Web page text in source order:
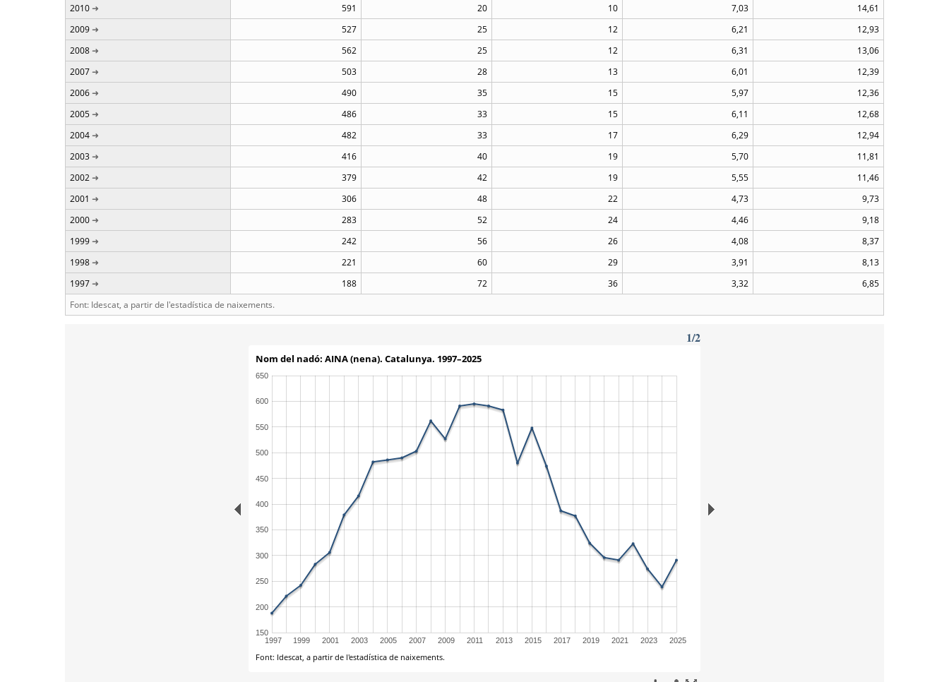
2010
591 20 10 7,03
14,61
2009
527 25 12 6,21
12,93
2008
562 25 12 6,31
13,06
2007
503 28 13 6,01
12,39
2006
490 35 15 5,97
12,36
2005
486 33 15 6,11
12,68
2004
482 33 17 6,29
12,94
2003
416 40 19 5,70
11,81
2002
379 42 19 5,55
11,46
2001
306 48 22 4,73
9,73
2000
283 52 24 4,46
9,18
1999
242 56 26 4,08
8,37
1998
221 60 29 3,91
8,13
1997
188 72 36 3,32
6,85
Font: Idescat, a partir de l'estadística de naixements.